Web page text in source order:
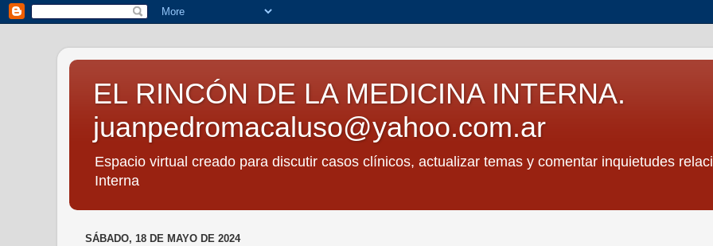
EL RINCÓN DE LA MEDICINA INTERNA.
juanpedromacaluso@yahoo.com.ar
Espacio virtual creado para discutir casos clínicos, actualizar temas y comentar inquietudes
Interna
SÁBADO, 18 DE MAYO DE 2024